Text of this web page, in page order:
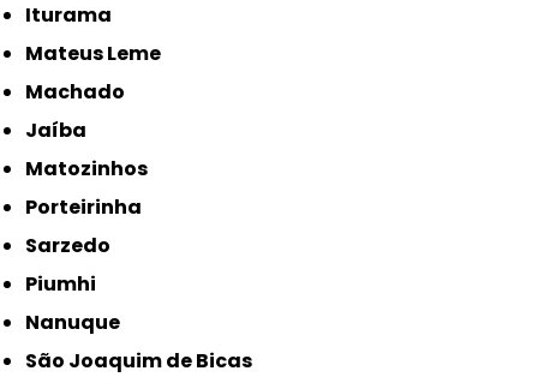
Iturama
Mateus Leme
Machado
Jaíba
Matozinhos
Porteirinha
Sarzedo
Piumhi
Nanuque
São Joaquim de Bicas